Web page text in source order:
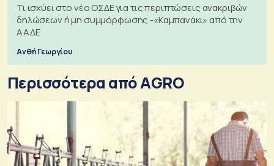
Τι ισχύει στο νέο ΟΣΔΕ για τις περιπτώσεις ανακριβών
δηλώσεων ή μη συμμόρφωσης -«Καμπανάκι» από την
ΑΑΔΕ
Ανθή Γεωργίου
Περισσότερα από AGRO